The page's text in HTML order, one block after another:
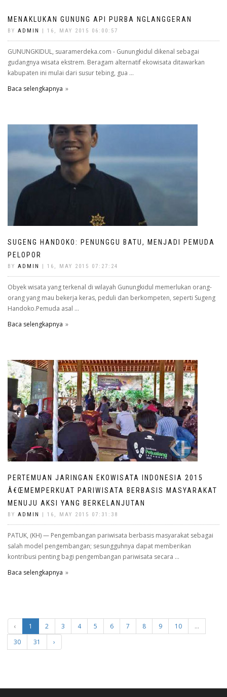
MENAKLUKAN GUNUNG API PURBA NGLANGGERAN
BY ADMIN | 16, MAY 2015 06:00:57
GUNUNGKIDUL, suaramerdeka.com - Gunungkidul dikenal sebagai
gudangnya wisata ekstrem. Beragam alternatif ekowisata ditawarkan
kabupaten ini mulai dari susur tebing, gua ...
Baca selengkapnya
SUGENG HANDOKO: PENUNGGU BATU, MENJADI PEMUDA
PELOPOR
BY ADMIN | 16, MAY 2015 07:27:24
Obyek wisata yang terkenal di wilayah Gunungkidul memerlukan orang-
orang yang mau bekerja keras, peduli dan berkompeten, seperti Sugeng
Handoko.Pemuda asal ...
Baca selengkapnya
PERTEMUAN JARINGAN EKOWISATA INDONESIA 2015
Â€ŒMEMPERKUAT PARIWISATA BERBASIS MASYARAKAT
MENUJU AKSI YANG BERKELANJUTAN
BY ADMIN | 16, MAY 2015 07:31:38
PATUK, (KH) — Pengembangan pariwisata berbasis masyarakat sebagai
salah model pengembangan; sesungguhnya dapat memberikan
kontribusi penting bagi pengembangan pariwisata secara ...
Baca selengkapnya
‹ 1 2 3 4 5 6 7 8 9 10
...
30
31 ›